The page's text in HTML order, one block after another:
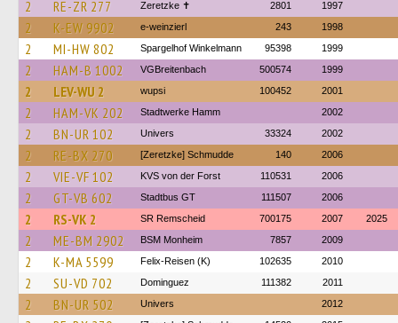
2 RE-ZR 277 Zeretzke ✝ 2801 1997
2 K-EW 9902 e-weinzierl 243 1998
2 MI-HW 802 Spargelhof Winkelmann 95398 1999
2 HAM-B 1002 VGBreitenbach 500574 1999
2 LEV-WU 2 wupsi 100452 2001
2 HAM-VK 202 Stadtwerke Hamm 2002
2 BN-UR 102 Univers 33324 2002
2 RE-BX 270 [Zeretzke] Schmudde 140 2006
2 VIE-VF 102 KVS von der Forst 110531 2006
2 GT-VB 602 Stadtbus GT 111507 2006
2 RS-VK 2 SR Remscheid 700175 2007 2025
2 ME-BM 2902 BSM Monheim 7857 2009
2 K-MA 5599 Felix-Reisen (K) 102635 2010
2 SU-VD 702 Dominguez 111382 2011
2 BN-UR 502 Univers 2012